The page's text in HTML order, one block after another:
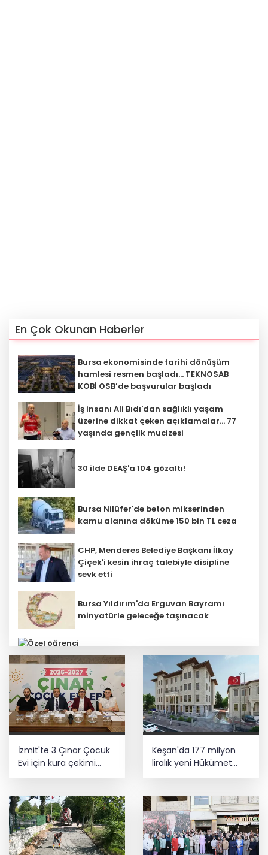
En Çok Okunan Haberler
Bursa ekonomisinde tarihi dönüşüm
hamlesi resmen başladı... TEKNOSAB
KOBİ OSB’de başvurular başladı
İş insanı Ali Bıdı'dan sağlıklı yaşam
üzerine dikkat çeken açıklamalar... 77
yaşında gençlik mucizesi
30 ilde DEAŞ'a 104 gözaltı!
Bursa Nilüfer'de beton mikserinden
kamu alanına döküme 150 bin TL ceza
CHP, Menderes Belediye Başkanı İlkay
Çiçek'i kesin ihraç talebiyle disipline
sevk etti
Bursa Yıldırım'da Erguvan Bayramı
minyatürle geleceğe taşınacak
Özel öğrenci yurtlarına ilişkin
yönetmelik değişikliği... Geçiş süresi
uzatıldı
E-KİP’e Türkiye’nin Dijital Dönüşüm
Ödülü... Kamu kategorisinde zirvede
gözaltı
Depremde hasar görmüştü... Malatya
Arkeoloji Müzesi yenilendi
İzmit'te 3 Çınar Çocuk
Evi için kura çekimi
gerçekleştirildi
Keşan'da 177 milyon
liralık yeni Hükümet
Konağı'nın temeli atıldı